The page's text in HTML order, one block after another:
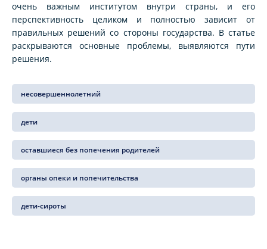
очень важным институтом внутри страны, и его
перспективность целиком и полностью зависит от
правильных решений со стороны государства. В статье
раскрываются основные проблемы, выявляются пути
решения.
несовершеннолетний
дети
оставшиеся без попечения родителей
органы опеки и попечительства
дети-сироты